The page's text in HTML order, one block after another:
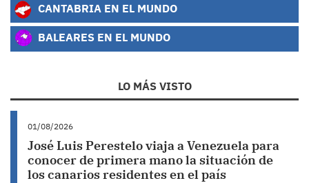
CANTABRIA EN EL MUNDO
BALEARES EN EL MUNDO
LO MÁS VISTO
01/08/2026
José Luis Perestelo viaja a Venezuela para
conocer de primera mano la situación de
los canarios residentes en el país